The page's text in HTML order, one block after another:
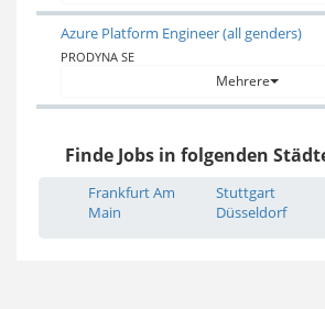
Azure Platform Engineer (all genders)
PRODYNA SE
Mehrere
Finde Jobs in folgenden
Frankfurt Am
Main
Stuttgart
Düsseldorf